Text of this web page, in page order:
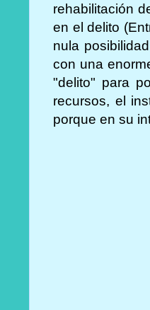
rehabilitación
en el delito
nula
con una
"delito" para
recursos, el
porque en su